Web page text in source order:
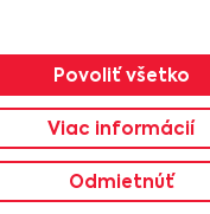
Viac informácií
Odmietnúť
Povoliť všetko
7
mape